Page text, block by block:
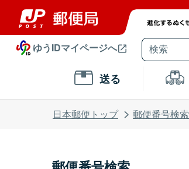
ゆうIDマイページへ
送る
日本郵便トップ 郵便番号検索